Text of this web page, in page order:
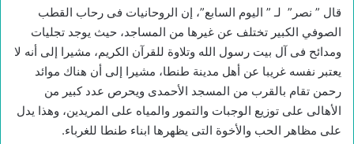
قال ” نصر” لـ ” اليوم السابع”، إن الروحانيات فى رحاب القطب
الصوفي الكبير تختلف عن غيرها من المساجد، حيث يوجد تجليات
ومدائح فى آل بيت رسول الله وتلاوة للقرآن الكريم، مشيرا إلى أنه لا
يعتبر نفسه غريبا عن أهل مدينة طنطا، مشيرا إلى أن هناك موائد
رحمن تقام بالقرب من المسجد الأحمدى ويحرص عدد كبير من
الأهالى على توزيع الوجبات والتمور والمياه على المريدين، وهذا يدل
على مظاهر الحب والأخوة التى يظهرها ابناء طنطا للغرباء.